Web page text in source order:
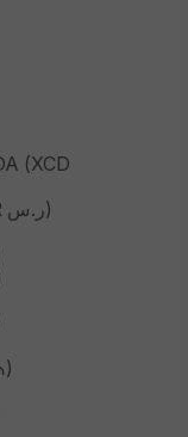
(XCD
ARABIA SAUDÍ (SAR ر.س)